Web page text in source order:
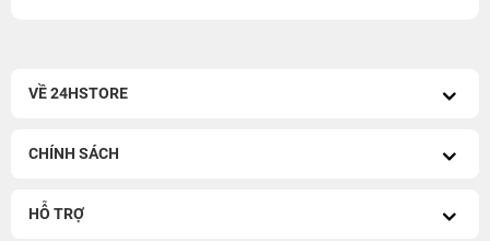
VỀ 24HSTORE
CHÍNH SÁCH
HỖ TRỢ